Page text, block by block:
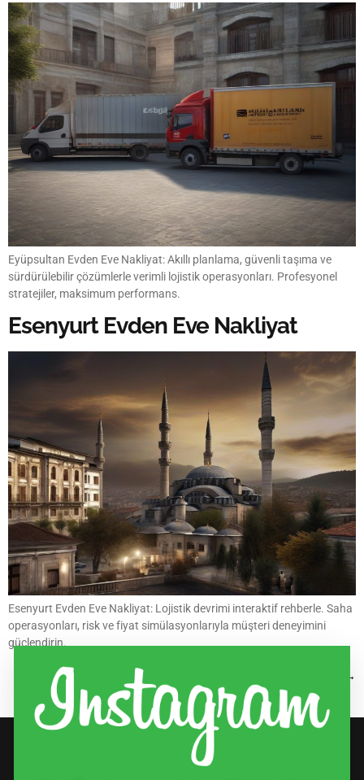
Eyüpsultan Evden Eve Nakliyat: Akıllı planlama, güvenli taşıma ve
sürdürülebilir çözümlerle verimli lojistik operasyonları. Profesyonel
stratejiler, maksimum performans.
Esenyurt Evden Eve Nakliyat
Esenyurt Evden Eve Nakliyat: Lojistik devrimi interaktif rehberle. Saha
operasyonları, risk ve fiyat simülasyonlarıyla müşteri deneyimini
güçlendirin.
→